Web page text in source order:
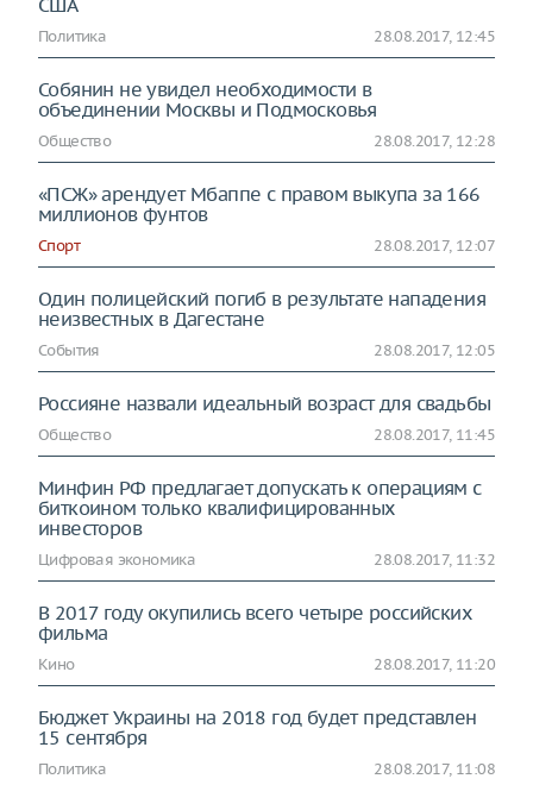
США
Политика 28.08.2017, 12:45
Собянин не увидел необходимости в
объединении Москвы и Подмосковья
Общество 28.08.2017, 12:28
«ПСЖ» арендует Мбаппе с правом выкупа за 166
миллионов фунтов
Спорт 28.08.2017, 12:07
Один полицейский погиб в результате нападения
неизвестных в Дагестане
События 28.08.2017, 12:05
Россияне назвали идеальный возраст для свадьбы
Общество 28.08.2017, 11:45
Минфин РФ предлагает допускать к операциям с
биткоином только квалифицированных
инвесторов
Цифровая экономика 28.08.2017, 11:32
В 2017 году окупились всего четыре российских
фильма
Кино 28.08.2017, 11:20
Бюджет Украины на 2018 год будет представлен
15 сентября
Политика 28.08.2017, 11:08